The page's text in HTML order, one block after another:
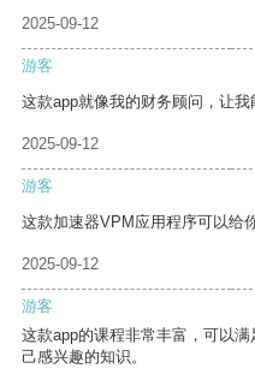
2025-09-12
游客
这款app就像我的财务顾问，让我
2025-09-12
游客
这款加速器VPM应用程序可以给
2025-09-12
游客
这款app的课程非常丰富，可以
己感兴趣的知识。